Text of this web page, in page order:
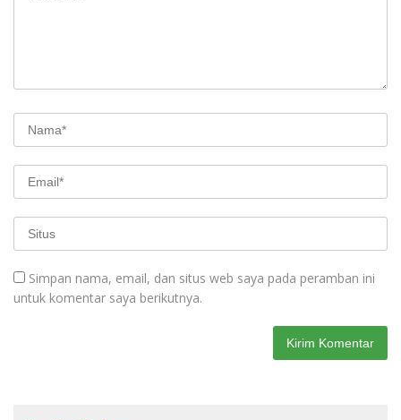
Simpan nama, email, dan situs web saya pada peramban ini
untuk komentar saya berikutnya.